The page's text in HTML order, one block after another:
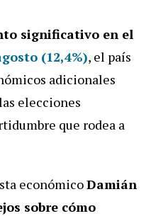
significativo en el
(12,4%), el país
adicionales
elecciones
que rodea a
económicoDamián
sobre cómo